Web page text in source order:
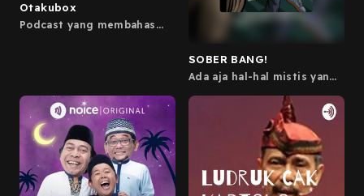
Otakubox
Podcast yang membahas
SOBER BANG!
Ada aja hal-hal mistis yang
mereka ke luar rumah. Tapi
mereka nggak ada kapok-
kapoknya! Kini sedang
berkarier dan berupaya
meraih impian, keinginan
untuk memiliki kehidupan
yang wajar dan sederhana
tidak menghindarkan Muklis